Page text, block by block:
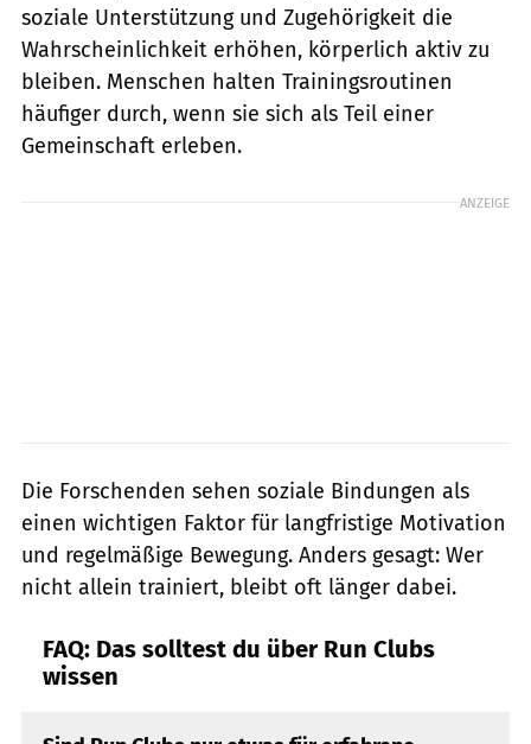
soziale Unterstützung und Zugehörigkeit die
Wahrscheinlichkeit erhöhen, körperlich aktiv zu
bleiben. Menschen halten Trainingsroutinen
häufiger durch, wenn sie sich als Teil einer
Gemeinschaft erleben.
ANZEIGE
Die Forschenden sehen soziale Bindungen als
einen wichtigen Faktor für langfristige Motivation
und regelmäßige Bewegung. Anders gesagt: Wer
nicht allein trainiert, bleibt oft länger dabei.
FAQ: Das solltest du über Run Clubs
wissen